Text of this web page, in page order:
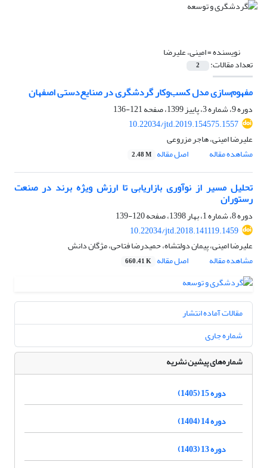
نویسنده =امینی، علیرضا
تعداد مقالات: 2
مفهوم‌سازی مدل کسب‌‌وکار گردشگری در صنایع‌‌دستی اصفهان
دوره 9، شماره 3، پاییز 1399، صفحه
121-136
10.22034/jtd.2019.154575.1557
علیرضا امینی، هاجر مزروعی
مشاهده مقاله
اصل مقاله 2.48 M
تحلیل مسیر از نوآوری بازاریابی تا ارزش ویژه برند در صنعت
رستوران
دوره 8، شماره 1، بهار 1398، صفحه
120-139
10.22034/jtd.2018.141119.1459
علیرضا امینی، پیمان دولتشاه، حمیدرضا فتاحی، مژگان دانش
مشاهده مقاله
اصل مقاله 660.41 K
مقالات آماده انتشار
شماره جاری
شماره‌های پیشین نشریه
دوره 15 (1405)
دوره 14 (1404)
دوره 13 (1403)